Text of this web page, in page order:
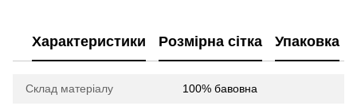
Характеристики Розмірна сітка Упаковка
Склад матеріалу 100% бавовна